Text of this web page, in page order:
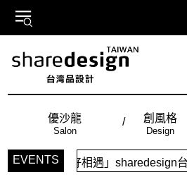
優沙龍
Salon
創風格
Design
EVENTS台灣品設計，五大特色主題